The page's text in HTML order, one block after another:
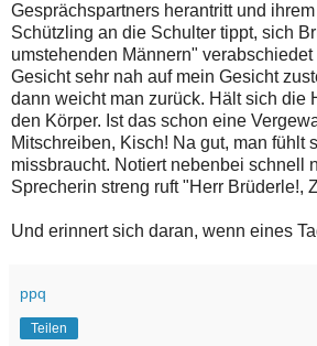
Gesprächspartners herantritt und
Schützling an die Schulter tippt, sich
umstehenden Männern"
Gesicht sehr nah auf mein Gesicht
dann weicht man zurück. Hält sich die
den Körper. Ist das schon eine
Mitschreiben, Kisch! Na gut, man fühlt
missbraucht. Notiert nebenbei schnell
Sprecherin streng ruft "Herr Brüderle!,
Und erinnert sich daran, wenn eines
ppq
Teilen